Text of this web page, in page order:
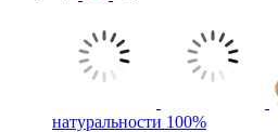
натуральности 100%